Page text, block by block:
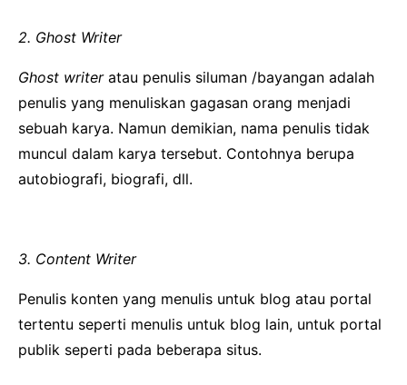
2. Ghost Writer
Ghost writer atau penulis siluman /bayangan adalah
penulis yang menuliskan gagasan orang menjadi
sebuah karya. Namun demikian, nama penulis tidak
muncul dalam karya tersebut. Contohnya berupa
autobiografi, biografi, dll.
3. Content Writer
Penulis konten yang menulis untuk blog atau portal
tertentu seperti menulis untuk blog lain, untuk portal
publik seperti pada beberapa situs.